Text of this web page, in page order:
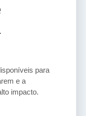
para
e a
impacto.